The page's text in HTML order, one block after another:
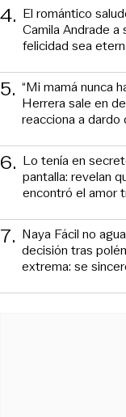
4. El romántico
Camila Andrade a
felicidad sea
5. “Mi mamá nunca
Herrera sale en
reacciona a dardo
6. Lo tenía en
pantalla: revelan
encontró el amor
7. Naya Fácil no
decisión tras
extrema: se